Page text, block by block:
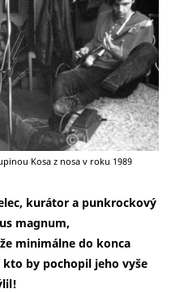
Kosa z nosa v roku 1989
kurátor a punkrockový
magnum,
minimálne do konca
by pochopil jeho vyše